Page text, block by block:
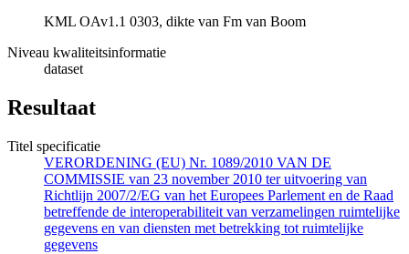
KML OAv1.1 0303, dikte van Fm van Boom
Niveau kwaliteitsinformatie
dataset
Resultaat
Titel specificatie
VERORDENING (EU) Nr. 1089/2010 VAN DE
COMMISSIE van 23 november 2010 ter uitvoering van
Richtlijn 2007/2/EG van het Europees Parlement en de Raad
betreffende de interoperabiliteit van verzamelingen ruimtelijke
gegevens en van diensten met betrekking tot ruimtelijke
gegevens